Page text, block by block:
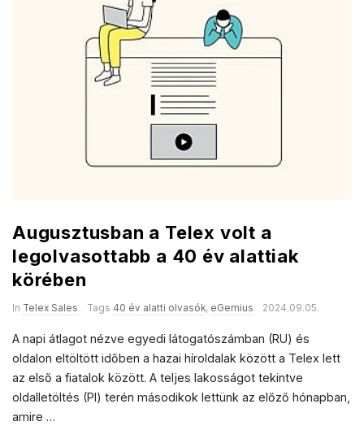
Augusztusban a Telex volt a
legolvasottabb a 40 év alattiak
körében
In Telex Sales Tags 40 év alatti olvasók, eGemius 2024.09.05.
A napi átlagot nézve egyedi látogatószámban (RU) és
oldalon eltöltött időben a hazai híroldalak között a Telex lett
az első a fiatalok között. A teljes lakosságot tekintve
oldalletöltés (PI) terén másodikok lettünk az előző hónapban,
amire …